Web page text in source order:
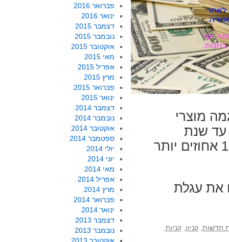
מוצרי
משנת 2012עד לשנת 2013 ב-8%. עד שנת
2018 מוצרי האלקטרוניקה ימכרו באינטרנט ב11 אחוזים יותר
את עגלת
חדשות קניון קניות
פברואר 2016
ינואר 2016
דצמבר 2015
נובמבר 2015
אוקטובר 2015
מאי 2015
אפריל 2015
מרץ 2015
פברואר 2015
ינואר 2015
דצמבר 2014
נובמבר 2014
אוקטובר 2014
ספטמבר 2014
יולי 2014
יוני 2014
מאי 2014
אפריל 2014
מרץ 2014
פברואר 2014
ינואר 2014
דצמבר 2013
נובמבר 2013